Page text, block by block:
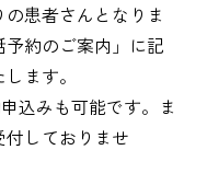
患者さんとなりま
約のご案内」に記
ます。
込みも可能です。ま
しておりませ